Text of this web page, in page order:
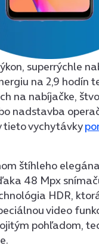
superrýchle
na 2,9 hodín
na nabíjačke,
nadstavba
tieto vychytávky
štíhleho
48 Mpx
HDR,
video
pohľadom,